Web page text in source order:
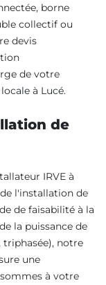
borne
collectif ou
devis
de votre
à Lucé.
de
IRVE à
l'installation de
de faisabilité à la
la puissance de
triphasée), notre
une
à votre